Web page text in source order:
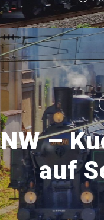
NW –
auf